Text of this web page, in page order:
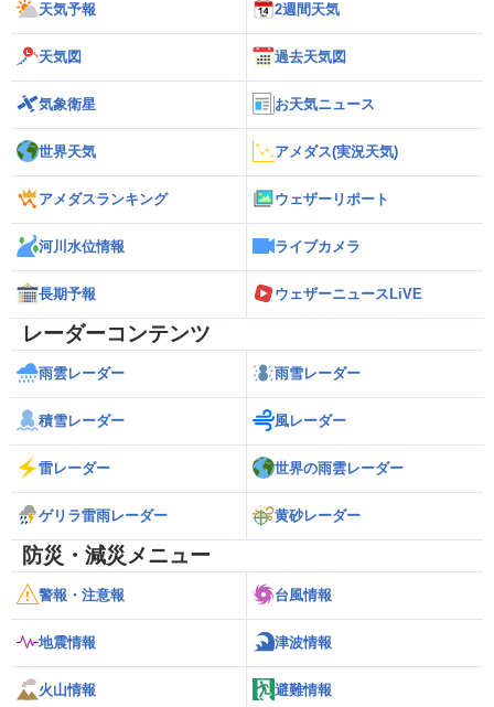
天気予報 2週間天気
天気図 過去天気図
気象衛星 お天気ニュース
世界天気 アメダス(実況天気)
アメダスランキング ウェザーリポート
河川水位情報 ライブカメラ
長期予報 ウェザーニュースLiVE
レーダーコンテンツ
雨雲レーダー 雨雪レーダー
積雪レーダー 風レーダー
雷レーダー 世界の雨雲レーダー
ゲリラ雷雨レーダー 黄砂レーダー
防災・減災メニュー
警報・注意報 台風情報
地震情報 津波情報
火山情報 避難情報